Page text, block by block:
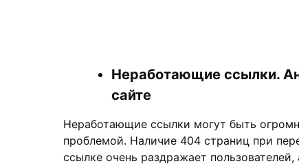
Неработающие ссылки.
сайте
Неработающие ссылки могут быть
проблемой. Наличие 404 страниц при
ссылке очень раздражает пользователей,